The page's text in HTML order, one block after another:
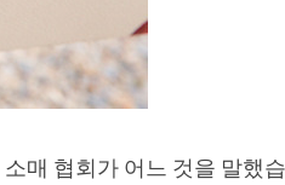
매 협회가 어느 것을 말했